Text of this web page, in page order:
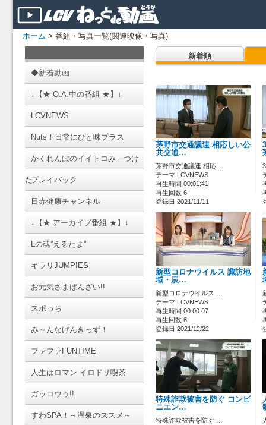
ホーム > 番組・写真一覧(関連映像・写真)
◆新着動画
↓【★ O.A.中の番組 ★】↓
LCVNEWS
Nuts！日常にひと味プラス
かくれんぼのイイトコみ―つけ
たプレイバック
日赤健康チャンネル
↓【★ アーカイブ番組 ★】↓
Lの魂”えるたま”
キラリJUMPIES
お元気さまばんざい!!
スポっち
み～んなげんきっず！
ファファFUNTIME
人生はロマン イロドリ喫茶
ガッコウゥ!!
すわSPA！～温泉のススメ～
新着順
茅野市交通議連 相応しい公
共交通…
茅野市交通議連 相応…
テーマ LCVNEWS
再生時間 00:01:41
再生回数 6
登録日 2021/11/11
新型コロナウイルス 諏訪地
域・辰…
新型コロナウイルス …
テーマ LCVNEWS
再生時間 00:00:07
再生回数 6
登録日 2021/12/22
特殊詐欺被害を防ぐ コンビ
ニエン…
特殊詐欺被害を防ぐ …